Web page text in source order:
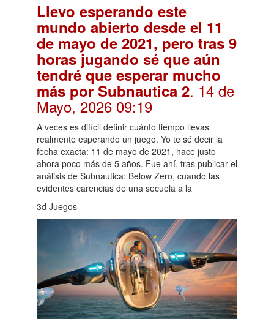
Llevo esperando este
mundo abierto desde el 11
de mayo de 2021, pero tras 9
horas jugando sé que aún
tendré que esperar mucho
más por Subnautica 2. 14 de
Mayo, 2026 09:19
A veces es difícil definir cuánto tiempo llevas
realmente esperando un juego. Yo te sé decir la
fecha exacta: 11 de mayo de 2021, hace justo
ahora poco más de 5 años. Fue ahí, tras publicar el
análisis de Subnautica: Below Zero, cuando las
evidentes carencias de una secuela a la
3d Juegos